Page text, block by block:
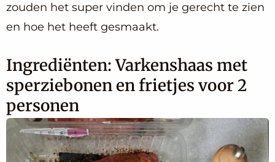
zouden het super vinden om je gerecht te zien
en hoe het heeft gesmaakt.
Ingrediënten: Varkenshaas met
sperziebonen en frietjes voor 2
personen